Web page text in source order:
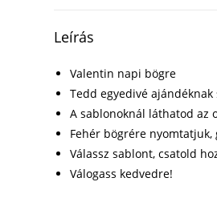
Leírás
Valentin napi bögre
Tedd egyedivé
A sablonoknál láthatod az
Fehér bögrére
Válassz sablont, csatold
Válogass kedvedre!